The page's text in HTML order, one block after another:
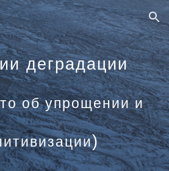
Skip to navigation
деградации
об упрощении и
)